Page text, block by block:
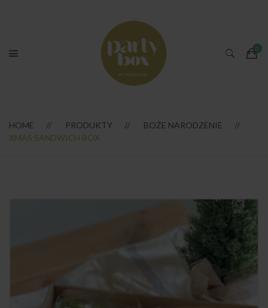
HOME PRODUKTY
BOŻE NARODZENIE
XMAS SANDWICH BOX